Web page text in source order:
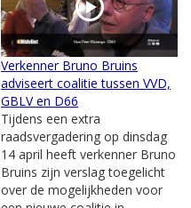
Verkenner Bruno Bruins
adviseert coalitie tussen VVD,
GBLV en D66
Tijdens een extra
raadsvergadering op dinsdag
14 april heeft verkenner Bruno
Bruins zijn verslag toegelicht
over de mogelijkheden voor